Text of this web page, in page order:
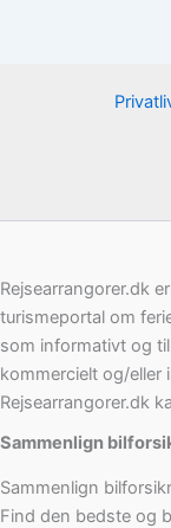
Rejsearrangorer.dk
turismeportal om
som informativt og
kommercielt og/eller
Rejsearrangorer.dk
Sammenlign
Sammenlign
Find den bedste og